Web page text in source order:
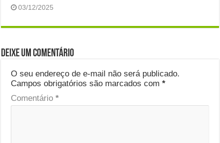
03/12/2025
Deixe um comentário
O seu endereço de e-mail não será publicado.
Campos obrigatórios são marcados com*
Comentário*